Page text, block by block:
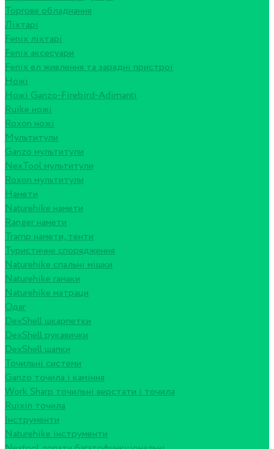
Торгове обладнання
Ліхтарі
Fenix ліхтарі
Fenix аксесуари
Fenix ел живлення та зарядні пристрої
Ножі
Ножі Ganzo-Firebird-Adimanti
Ruike ножі
Roxon ножi
Мультитули
Ganzo мультитули
NexTool мультитули
Roxon мультитули
Намети
Naturehike намети
Ranger намети
Tramp намети, тенти
Туристичне спорядження
Naturehike спальні мішки
Naturehike гамаки
Naturehike матраци
Одяг
DexShell шкарпетки
DexShell рукавички
DexShell шапки
Точильні системи
Ganzo точила і каміння
Work Sharp точильні верстати і точила
Ruixin точила
Інструменти
Naturehike інструменти